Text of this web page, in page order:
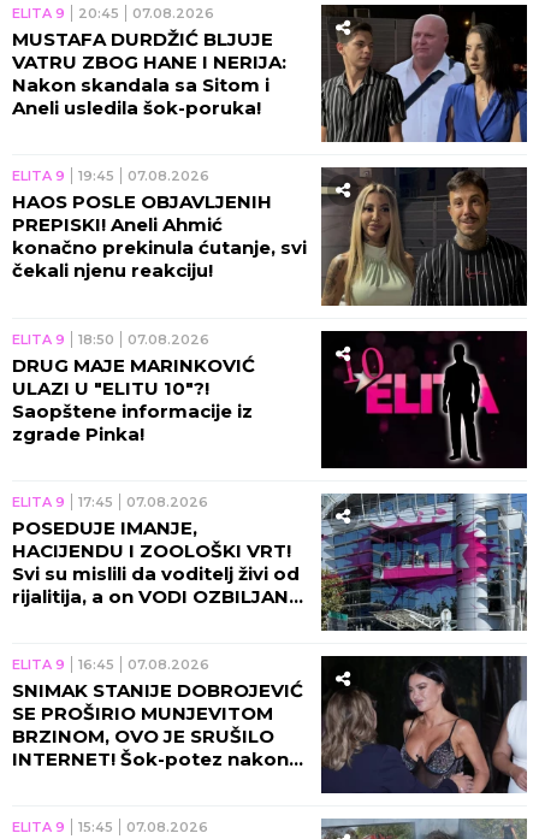
ELITA 9 20:45 07.08.2026
MUSTAFA DURDŽIĆ BLJUJE
VATRU ZBOG HANE I NERIJA:
Nakon skandala sa Sitom i
Aneli usledila šok-poruka!
ELITA 9 19:45 07.08.2026
HAOS POSLE OBJAVLJENIH
PREPISKI! Aneli Ahmić
konačno prekinula ćutanje, svi
čekali njenu reakciju!
ELITA 9 18:50 07.08.2026
DRUG MAJE MARINKOVIĆ
ULAZI U "ELITU 10"?!
Saopštene informacije iz
zgrade Pinka!
ELITA 9 17:45 07.08.2026
POSEDUJE IMANJE,
HACIJENDU I ZOOLOŠKI VRT!
Svi su mislili da voditelj živi od
rijalitija, a on VODI OZBILJAN
ELITA 9 16:45 07.08.2026
SNIMAK STANIJE DOBROJEVIĆ
SE PROŠIRIO MUNJEVITOM
BRZINOM, OVO JE SRUŠILO
INTERNET! Šok-potez nakon
ELITA 9 15:45 07.08.2026